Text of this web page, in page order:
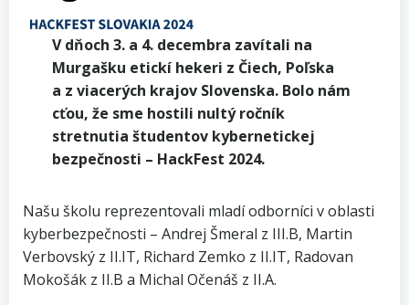
V dňoch 3. a 4. decembra zavítali na
Murgašku etickí hekeri z Čiech, Poľska
a z viacerých krajov Slovenska. Bolo nám
cťou, že sme hostili nultý ročník
stretnutia študentov kybernetickej
bezpečnosti – HackFest 2024.
Našu školu reprezentovali mladí odborníci v oblasti
kyberbezpečnosti – Andrej Šmeral z III.B, Martin
Verbovský z II.IT, Richard Zemko z II.IT, Radovan
Mokošák z II.B a Michal Očenáš z II.A.